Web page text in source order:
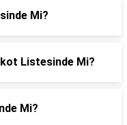
Mi?
Listesinde Mi?
Mi?